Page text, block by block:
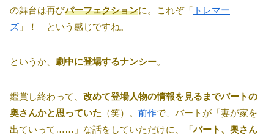
の舞台は再びパーフェクションに。これぞ「 トレマー
ズ 」！ という感じですね。
というか、 劇中に登場するナンシー。
鑑賞し終わって、 改めて登場人物の情報を見るまでバートの
奥さんかと思っていた （笑）。 前作で、バートが「妻が家を
出ていって……」な話をしていただけに、
「バート、奥さん